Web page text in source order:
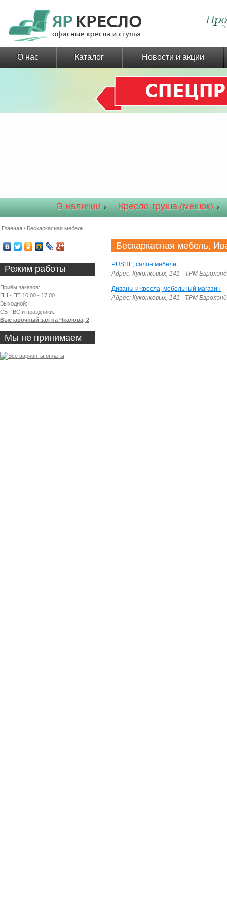
О нас Каталог Новости и акции
В наличии Кресло-груша (мешок)
Главная / Бескаркасная мебель
Бескаркасная мебель,
PUSHE, салон мебели
Адрес: Куконковых, 141 - ТРМ Евролэнд
Диваны и кресла, мебельный магазин
Адрес: Куконковых, 141 - ТРМ Евролэнд
Режим работы
Приём заказов:
ПН - ПТ 10:00 - 17:00
Выходной:
СБ - ВС и праздники.
Выставочный зал на Чкалова, 2
Мы не принимаем